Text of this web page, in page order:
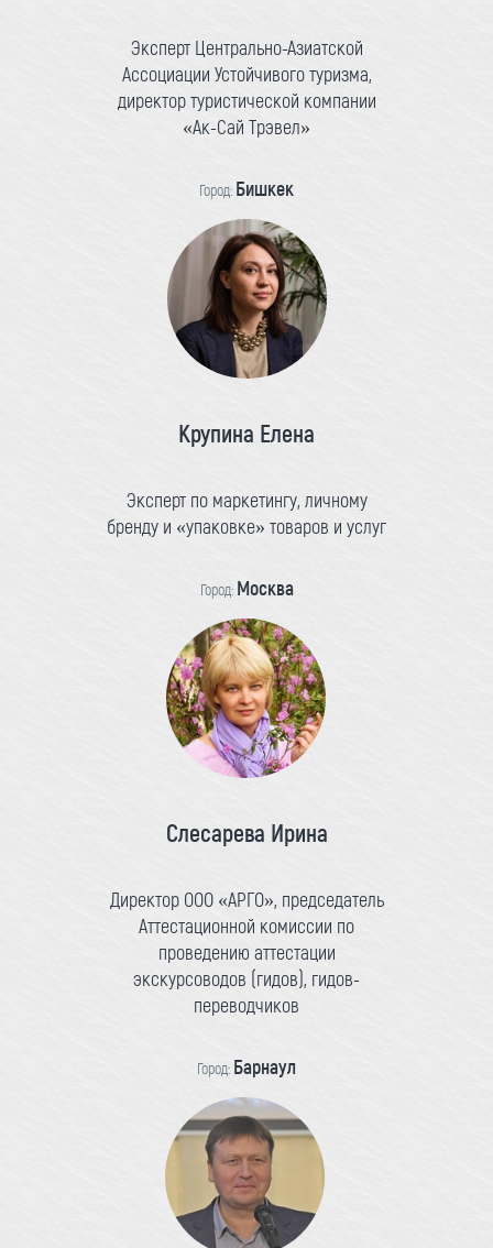
Эксперт Центрально-Азиатской
Ассоциации Устойчивого туризма,
директор туристической компании
«Ак-Сай Трэвел»
Город: Бишкек
Крупина Елена
Эксперт по маркетингу, личному
бренду и «упаковке» товаров и услуг
Город: Москва
Слесарева Ирина
Директор ООО «АРГО», председатель
Аттестационной комиссии по
проведению аттестации
экскурсоводов (гидов), гидов-
переводчиков
Город: Барнаул